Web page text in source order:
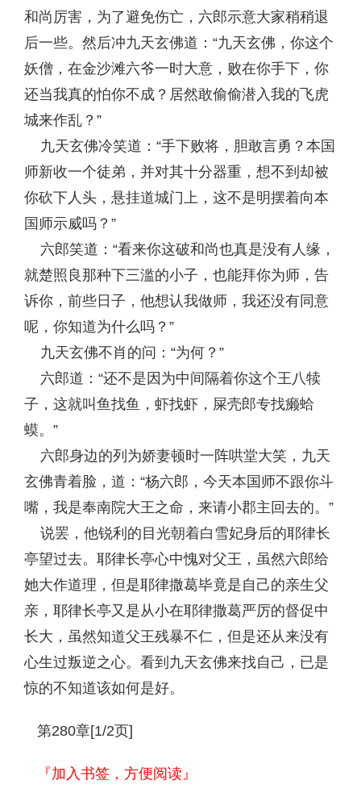
和尚厉害，为了避免伤亡，六郎示意大家稍稍退
后一些。然后冲九天玄佛道：“九天玄佛，你这个
妖僧，在金沙滩六爷一时大意，败在你手下，你
还当我真的怕你不成？居然敢偷偷潜入我的飞虎
城来作乱？”
九天玄佛冷笑道：“手下败将，胆敢言勇？本国
师新收一个徒弟，并对其十分器重，想不到却被
你砍下人头，悬挂道城门上，这不是明摆着向本
国师示威吗？”
六郎笑道：“看来你这破和尚也真是没有人缘，
就楚照良那种下三滥的小子，也能拜你为师，告
诉你，前些日子，他想认我做师，我还没有同意
呢，你知道为什么吗？”
九天玄佛不肖的问：“为何？”
六郎道：“还不是因为中间隔着你这个王八犊
子，这就叫鱼找鱼，虾找虾，屎壳郎专找癞蛤
蟆。”
六郎身边的列为娇妻顿时一阵哄堂大笑，九天
玄佛青着脸，道：“杨六郎，今天本国师不跟你斗
嘴，我是奉南院大王之命，来请小郡主回去的。”
说罢，他锐利的目光朝着白雪妃身后的耶律长
亭望过去。耶律长亭心中愧对父王，虽然六郎给
她大作道理，但是耶律撒葛毕竟是自己的亲生父
亲，耶律长亭又是从小在耶律撒葛严厉的督促中
长大，虽然知道父王残暴不仁，但是还从来没有
心生过叛逆之心。看到九天玄佛来找自己，已是
惊的不知道该如何是好。
第280章[1/2页]
『加入书签，方便阅读』